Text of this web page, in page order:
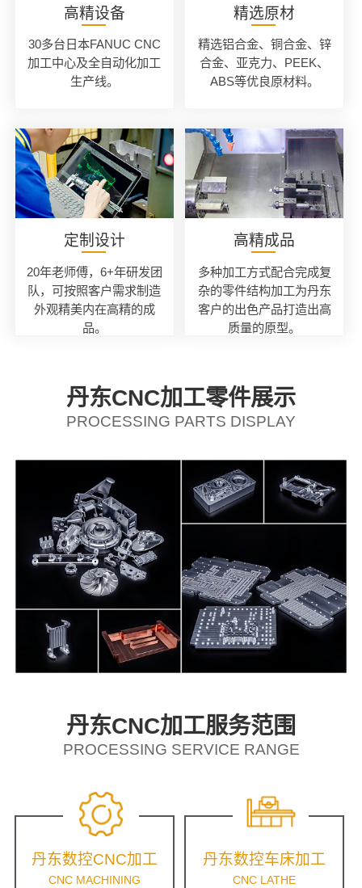
高精设备
30多台日本FANUC CNC
加工中心及全自动化加工
生产线。
精选原材
精选铝合金、铜合金、锌
合金、亚克力、PEEK、
ABS等优良原材料。
定制设计
20年老师傅，6+年研发团
队，可按照客户需求制造
外观精美内在高精的成
品。
高精成品
多种加工方式配合完成复
杂的零件结构加工为丹东
客户的出色产品打造出高
质量的原型。
丹东CNC加工零件展示
PROCESSING PARTS DISPLAY
丹东CNC加工服务范围
PROCESSING SERVICE RANGE
丹东数控CNC加工
CNC MACHINING
丹东数控车床加工
CNC LATHE